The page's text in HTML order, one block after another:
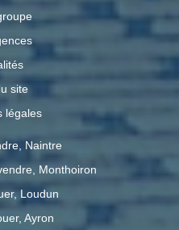
site
légales
Naintre
Monthoiron
Loudun
Ayron